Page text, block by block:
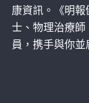
康資訊。《明
士、物理治療
員，携手與你並